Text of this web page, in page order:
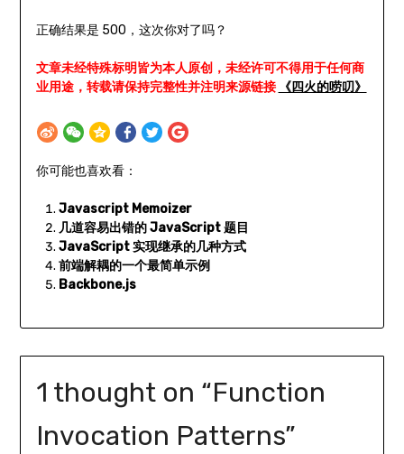
正确结果是 500，这次你对了吗？
文章未经特殊标明皆为本人原创，未经许可不得用于任何商
业用途，转载请保持完整性并注明来源链接
《四火的唠叨》
你可能也喜欢看：
Javascript Memoizer
几道容易出错的 JavaScript 题目
JavaScript 实现继承的几种方式
前端解耦的一个最简单示例
Backbone.js
1 thought on “Function
Invocation Patterns”